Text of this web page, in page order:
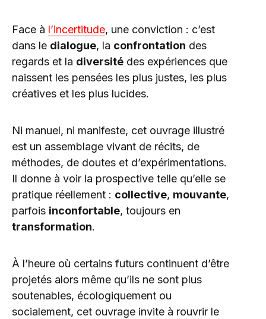
Face à l’incertitude, une conviction : c’est
dans le dialogue, la confrontation des
regards et la diversité des expériences que
naissent les pensées les plus justes, les plus
créatives et les plus lucides.
Ni manuel, ni manifeste, cet ouvrage illustré
est un assemblage vivant de récits, de
méthodes, de doutes et d’expérimentations.
Il donne à voir la prospective telle qu’elle se
pratique réellement : collective, mouvante,
parfois inconfortable, toujours en
transformation.
À l’heure où certains futurs continuent d’être
projetés alors même qu’ils ne sont plus
soutenables, écologiquement ou
socialement, cet ouvrage invite à rouvrir le